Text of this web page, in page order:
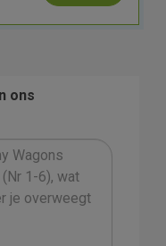
ons